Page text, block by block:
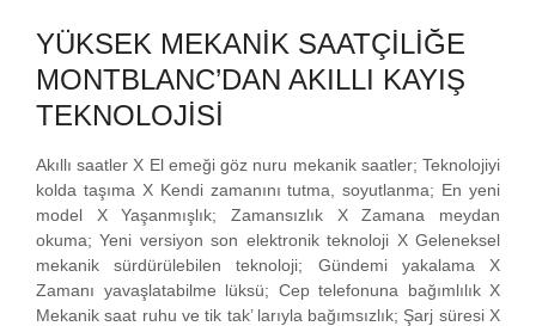
YÜKSEK MEKANİK SAATÇİLİĞE
MONTBLANC’DAN AKILLI KAYIŞ
TEKNOLOJİSİ
Akıllı saatler X El emeği göz nuru mekanik saatler; Teknolojiyi
kolda taşıma X Kendi zamanını tutma, soyutlanma; En yeni
model X Yaşanmışlık; Zamansızlık X Zamana meydan
okuma; Yeni versiyon son elektronik teknoloji X Geleneksel
mekanik sürdürülebilen teknoloji; Gündemi yakalama X
Zamanı yavaşlatabilme lüksü; Cep telefonuna bağımlılık X
Mekanik saat ruhu ve tik tak’ larıyla bağımsızlık; Şarj süresi X